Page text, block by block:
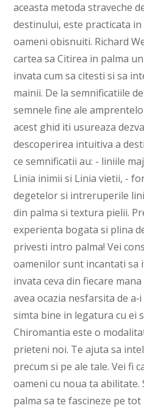
aceasta metoda straveche
destinului, este practicata in
oameni obisnuiti. Richard
cartea sa Citirea in palma
invata cum sa citesti si sa
mainii. De la semnificatiile
semnele fine ale
acest ghid iti usureaza
descoperirea intuitiva a
ce semnificatii au: - liniile
Linia inimii si Linia vietii, -
degetelor si intreruperile
din palma si textura pielii.
experienta bogata si plina
privesti intro palma! Vei
oamenilor sunt incantati sa
invata ceva din fiecare
avea ocazia nesfarsita de
simta bine in legatura cu ei
Chiromantia este o
prieteni noi. Te ajuta sa
precum si pe ale tale. Vei fi
oameni cu noua ta abilitate.
palma sa te fascineze pe